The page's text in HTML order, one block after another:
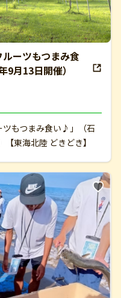
ーツもつまみ食
月13日開催）
ツもつまみ食い♪」（石
東海北陸 どきどき】